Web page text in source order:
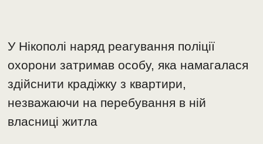
У Нікополі наряд реагування поліції
охорони затримав особу, яка намагалася
здійснити крадіжку з квартири,
незважаючи на перебування в ній
власниці житла